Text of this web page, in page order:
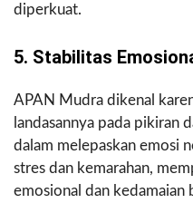
diperkuat.
5. Stabilitas
APAN Mudra dikenal
landasannya pada pikiran
dalam melepaskan emosi
stres dan kemarahan,
emosional dan kedamaian